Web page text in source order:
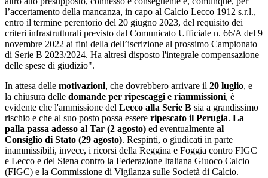
l’accertamento della mancanza, in capo al Calcio Lecco 1912 s.r.l.,
entro il termine perentorio del 20 giugno 2023, del requisito dei
criteri infrastrutturali previsto dal Comunicato Ufficiale n. 66/A del 9
novembre 2022 ai fini della dell’iscrizione al prossimo Campionato
di Serie B 2023/2024. Ha altresì disposto l'integrale compensazione
delle spese di giudizio".
In attesa delle motivazioni, che dovrebbero arrivare il 20 luglio, e
la chiusura delle domande per ripescaggi e riammissioni, è
evidente che l'ammissione del Lecco alla Serie B sia a grandissimo
rischio e che al suo posto possa essere ripescato il Perugia. La
palla passa adesso al Tar (2 agosto) ed eventualmente al
Consiglio di Stato (29 agosto). Respinti, o giudicati in parte
inammissibili, invece, i ricorsi della Reggina e Foggia contro FIGC
e Lecco e del Siena contro la Federazione Italiana Giuoco Calcio
(FIGC) e la Commissione di Vigilanza sulle Società di Calcio.